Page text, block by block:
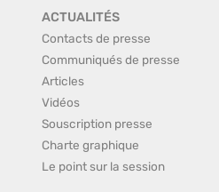
ACTUALITÉS
Contacts de presse
Communiqués de presse
Articles
Vidéos
Souscription presse
Charte graphique
Le point sur la session